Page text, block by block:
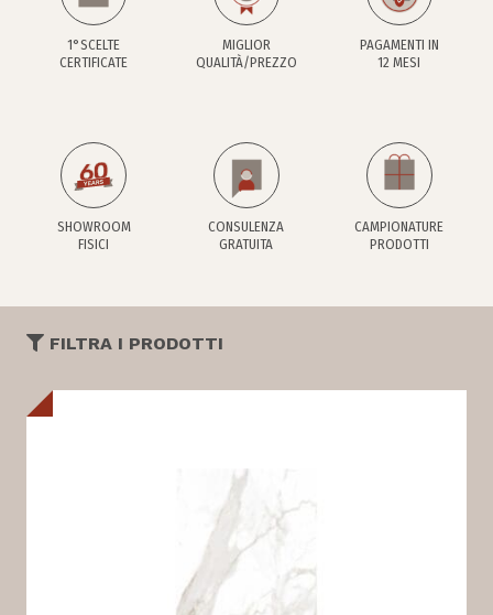
1°SCELTE
CERTIFICATE
MIGLIOR
QUALITÀ/PREZZO
PAGAMENTI IN
12 MESI
SHOWROOM
FISICI
CONSULENZA
GRATUITA
CAMPIONATURE
PRODOTTI
FILTRA I PRODOTTI